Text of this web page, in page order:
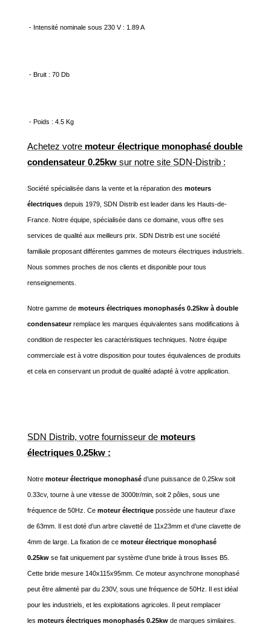
- Intensité nominale sous 230 V : 1.89 A
- Bruit : 70 Db
- Poids : 4.5 Kg
Achetez votre moteur électrique monophasé double
condensateur 0.25kw sur notre site SDN-Distrib :
Société spécialisée dans la vente et la réparation des moteurs
électriques depuis 1979, SDN Distrib est leader dans les Hauts-de-
France. Notre équipe, spécialisée dans ce domaine, vous offre ses
services de qualité aux meilleurs prix. SDN Distrib est une société
familiale proposant différentes gammes de moteurs électriques industriels.
Nous sommes proches de nos clients et disponible pour tous
renseignements.
Notre gamme de moteurs électriques monophasés 0.25kw à double
condensateurremplace les marques équivalentes sans modifications à
condition de respecter les caractéristiques techniques. Notre équipe
commerciale est à votre disposition pour toutes équivalences de produits
et cela en conservant un produit de qualité adapté à votre application.
SDN Distrib, votre fournisseur de moteurs
électriques 0.25kw :
Notre moteur électrique monophasé d’une puissance de 0.25kw soit
0.33cv, tourne à une vitesse de 3000tr/min, soit 2 pôles, sous une
fréquence de 50Hz. Ce moteur électrique possède une hauteur d’axe
de 63mm. Il est doté d’un arbre clavetté de 11x23mm et d’une clavette de
4mm de large. La fixation de ce moteur électrique monophasé
0.25kw se fait uniquement par système d’une bride à trous lisses B5.
Cette bride mesure 140x115x95mm. Ce moteur asynchrone monophasé
peut être alimenté par du 230V, sous une fréquence de 50Hz. Il est idéal
pour les industriels, et les exploitations agricoles. Il peut remplacer
les moteurs électriques monophasés 0.25kw de marques similaires.